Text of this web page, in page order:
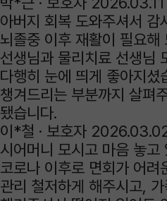
아버지 회복 도와주셔서 감
뇌졸중 이후 재활이 필요해
선생님과 물리치료 선생님
다행히 눈에 띄게 좋아지셨
챙겨드리는 부분까지 살펴
됐습니다.
이*철 · 보호자
시어머니 모시고 마음 놓고
코로나 이후로 면회가 어려
관리 철저하게 해주시고,